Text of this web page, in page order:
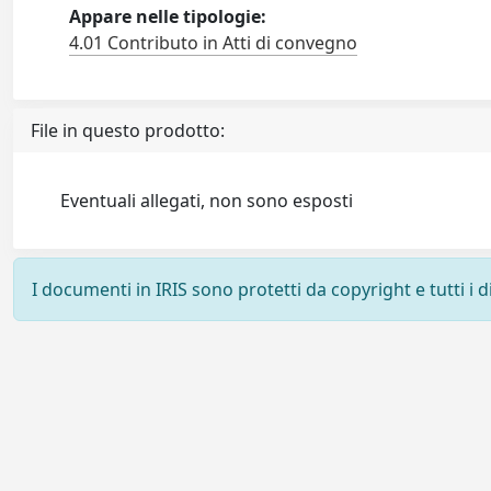
Appare nelle tipologie:
4.01 Contributo in Atti di convegno
File in questo prodotto:
Eventuali allegati, non sono esposti
I documenti in IRIS sono protetti da copyright e tutti i